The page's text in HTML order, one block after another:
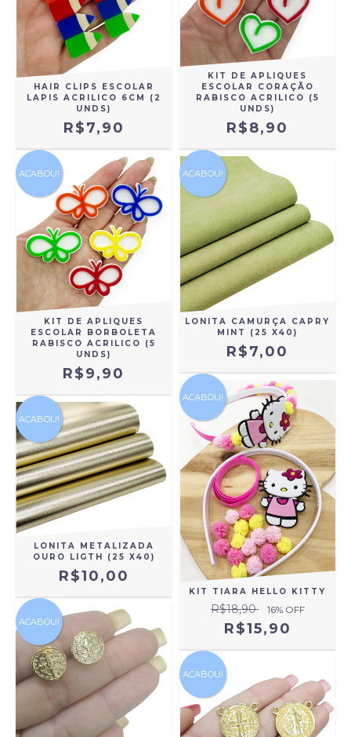
HAIR CLIPS ESCOLAR
LAPIS ACRILICO 6CM (2
UNDS)
R$7,90
KIT DE APLIQUES
ESCOLAR CORAÇÃO
RABISCO ACRILICO (5
UNDS)
R$8,90
ACABOU!
KIT DE APLIQUES
ESCOLAR BORBOLETA
RABISCO ACRILICO (5
UNDS)
R$9,90
ACABOU!
LONITA CAMURÇA CAPRY
MINT (25 X40)
R$7,00
ACABOU!
LONITA METALIZADA
OURO LIGTH (25 X40)
R$10,00
ACABOU!
KIT TIARA HELLO KITTY
R$18,90 16% OFF
R$15,90
ACABOU!
ACABOU!